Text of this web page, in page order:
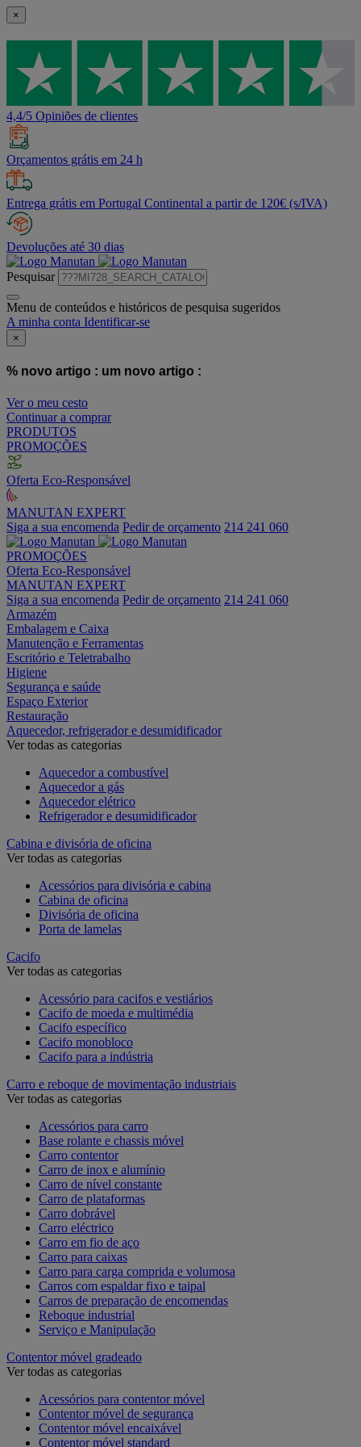
×
4,4/5 Opiniões de clientes
Orçamentos grátis em 24 h
Entrega grátis em Portugal Continental a partir de 120€ (s/IVA)
Devoluções até 30 dias
Pesquisar
Menu de conteúdos e históricos de pesquisa sugeridos
A minha conta Identificar-se
×
% novo artigo : um novo artigo :
Ver o meu cesto
Continuar a comprar
PRODUTOS
PROMOÇÕES
Oferta Eco-Responsável
MANUTAN EXPERT
Siga a sua encomenda Pedir de orçamento 214 241 060
PROMOÇÕES
Oferta Eco-Responsável
MANUTAN EXPERT
Siga a sua encomenda Pedir de orçamento 214 241 060
Armazém
Embalagem e Caixa
Manutenção e Ferramentas
Escritório e Teletrabalho
Higiene
Segurança e saúde
Espaço Exterior
Restauração
Aquecedor, refrigerador e desumidificador
Ver todas as categorias
Aquecedor a combustível
Aquecedor a gás
Aquecedor elétrico
Refrigerador e desumidificador
Cabina e divisória de oficina
Ver todas as categorias
Acessórios para divisória e cabina
Cabina de oficina
Divisória de oficina
Porta de lamelas
Cacifo
Ver todas as categorias
Acessório para cacifos e vestiários
Cacifo de moeda e multimédia
Cacifo específico
Cacifo monobloco
Cacifo para a indústria
Carro e reboque de movimentação industriais
Ver todas as categorias
Acessórios para carro
Base rolante e chassis móvel
Carro contentor
Carro de inox e alumínio
Carro de nível constante
Carro de plataformas
Carro dobrável
Carro eléctrico
Carro em fio de aço
Carro para caixas
Carro para carga comprida e volumosa
Carros com espaldar fixo e taipal
Carros de preparação de encomendas
Reboque industrial
Serviço e Manipulação
Contentor móvel gradeado
Ver todas as categorias
Acessórios para contentor móvel
Contentor móvel de segurança
Contentor móvel encaixável
Contentor móvel standard